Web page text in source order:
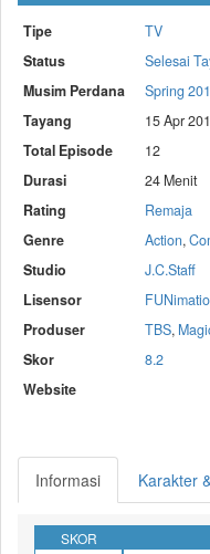
Tipe
TV
Status
Selesai
Musim Perdana
Spring
Tayang
15 Apr
Total Episode
12
Durasi
24 Menit
Rating
Remaja
Genre
Action,
Studio
J.C.Staff
Lisensor
Produser
TBS,
Skor
8.2
Website
Informasi Karakter
SKOR